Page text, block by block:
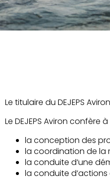
Le titulaire du DEJEPS
Le DEJEPS Aviron
la conception des
la coordination de la
la conduite d’une
la conduite